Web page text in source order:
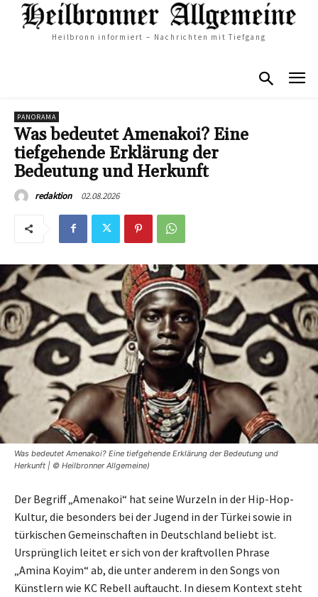
Heilbronn informiert – Nachrichten mit Tiefgang
PANORAMA
Was bedeutet Amenakoi? Eine
tiefgehende Erklärung der
Bedeutung und Herkunft
redaktion 02.08.2026
Was bedeutet Amenakoi? Eine tiefgehende Erklärung der Bedeutung und
Herkunft | © Heilbronner Allgemeine)
Der Begriff „Amenakoi“ hat seine Wurzeln in der Hip-Hop-
Kultur, die besonders bei der Jugend in der Türkei sowie in
türkischen Gemeinschaften in Deutschland beliebt ist.
Ursprünglich leitet er sich von der kraftvollen Phrase
„Amina Koyim“ ab, die unter anderem in den Songs von
Künstlern wie KC Rebell auftaucht. In diesem Kontext steht